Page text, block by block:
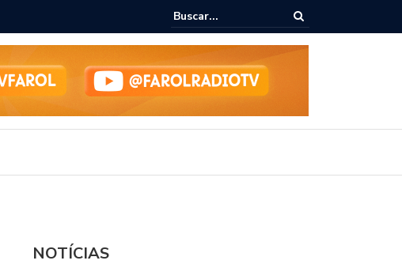
Chico Filho destaca potencial esportivo, turístico e econômico da Maratona
Internacional de Maceió
NOTÍCIAS